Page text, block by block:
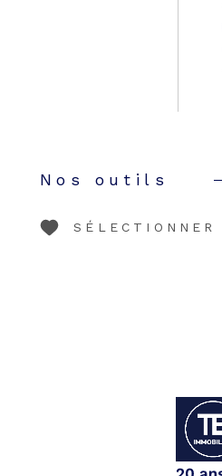
Nos outils
SÉLECTIONNER